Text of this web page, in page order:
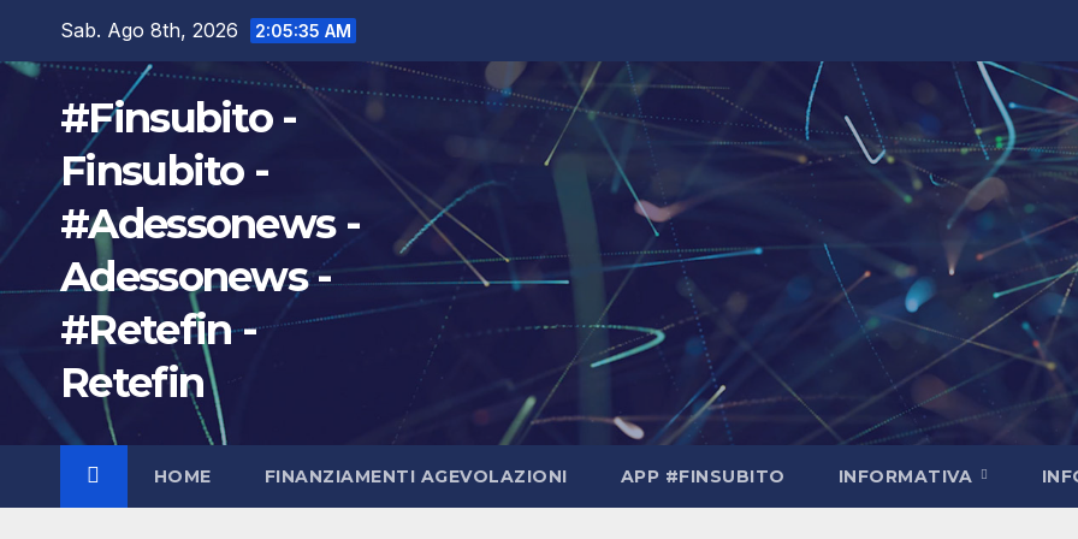
Sab. Ago 8th, 2026 2:05:37 AM
#Finsubito -
Finsubito -
#Adessonews -
Adessonews -
#Retefin -
Retefin
HOME FINANZIAMENTI AGEVOLAZIONI APP #FINSUBITO INFORMATIVA